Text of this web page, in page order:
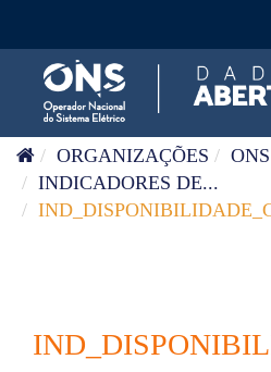
ORGANIZAÇÕES
ONS
INDICADORES DE...